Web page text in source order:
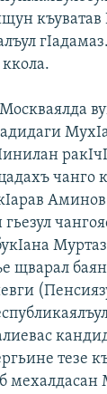
чанго
щварал
тезе